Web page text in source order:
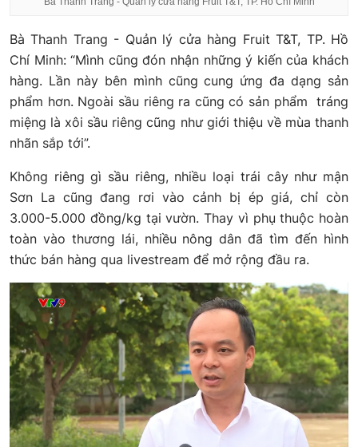
Bà Thanh Trang - Quản lý cửa hàng Fruit T&T, TP. Hồ
Chí Minh: “Mình cũng đón nhận những ý kiến của khách
hàng. Lần này bên mình cũng cung ứng đa dạng sản
phẩm hơn. Ngoài sầu riêng ra cũng có sản phẩm tráng
miệng là xôi sầu riêng cũng như giới thiệu về mùa thanh
nhãn sắp tới”.
Không riêng gì sầu riêng, nhiều loại trái cây như mận
Sơn La cũng đang rơi vào cảnh bị ép giá, chỉ còn
3.000-5.000 đồng/kg tại vườn. Thay vì phụ thuộc hoàn
toàn vào thương lái, nhiều nông dân đã tìm đến hình
thức bán hàng qua livestream để mở rộng đầu ra.